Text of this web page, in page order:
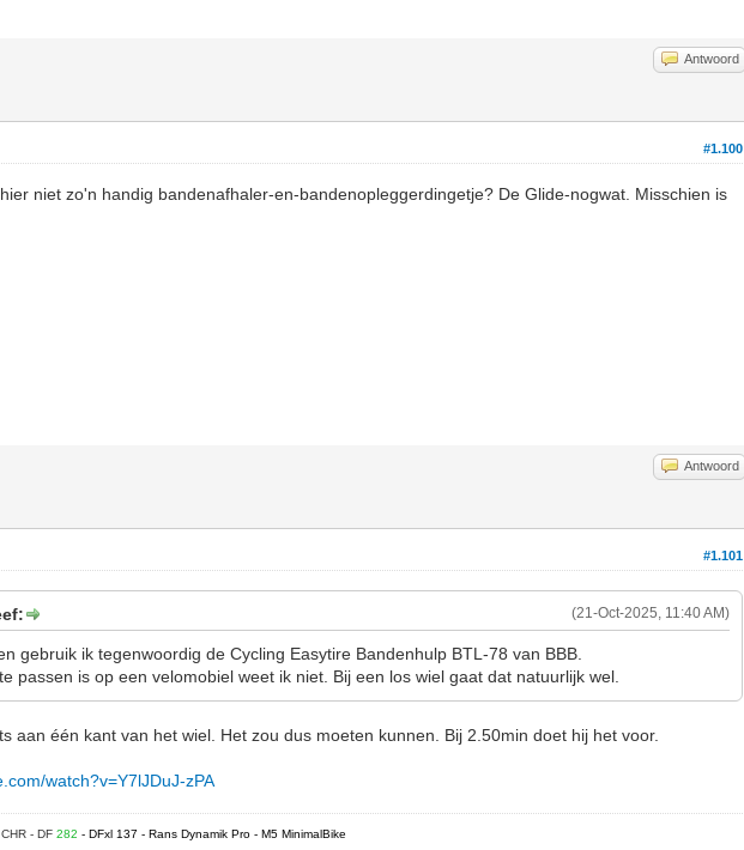
Antwoord
#1.100
niet zo'n handig bandenafhaler-en-bandenopleggerdingetje? De Glide-nogwat. Misschien is
Antwoord
#1.101
(21-Oct-2025, 11:40 AM)
gebruik ik tegenwoordig de Cycling Easytire Bandenhulp BTL-78 van BBB.
passen is op een velomobiel weet ik niet. Bij een los wiel gaat dat natuurlijk wel.
aan één kant van het wiel. Het zou dus moeten kunnen. Bij 2.50min doet hij het voor.
watch?v=Y7lJDuJ-zPA
CHR - DF282- DFxl 137 - Rans Dynamik Pro - M5 MinimalBike